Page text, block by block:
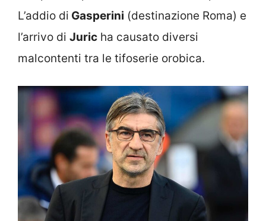
L’addio di Gasperini (destinazione Roma) e
l’arrivo di Juric ha causato diversi
malcontenti tra le tifoserie orobica.